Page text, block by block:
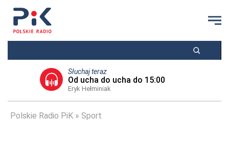
Słuchaj teraz
Od ucha do ucha do 15:00
Eryk Hełminiak
Polskie Radio PiK Sport